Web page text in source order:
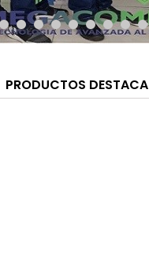
PRODUCTOS